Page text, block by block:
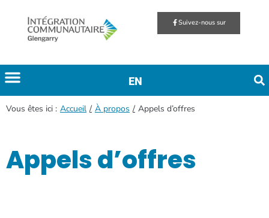
Suivez-nous sur
EN
Vous êtes ici : Accueil / À propos / Appels d’offres
Appels d’offres